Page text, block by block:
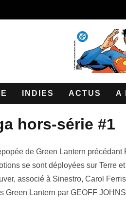
INDIES ACTUS A
hors-série #1
de Green Lantern précédant
se sont déployées sur Terre
associé à Sinestro, Carol
Green Lantern par GEOFF